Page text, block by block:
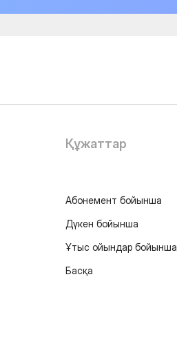
Құжаттар
Абонемент бойынша
Дүкен бойынша
Ұтыс ойындар бойынша
Басқа